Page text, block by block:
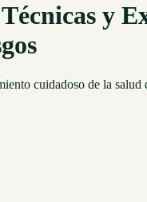
y
cuidadoso de la